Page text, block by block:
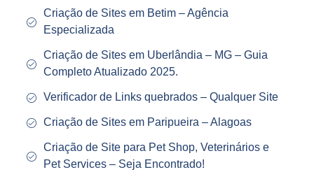
Criação de Sites em Betim – Agência
Especializada
Criação de Sites em Uberlândia – MG – Guia
Completo Atualizado 2025.
Verificador de Links quebrados – Qualquer Site
Criação de Sites em Paripueira – Alagoas
Criação de Site para Pet Shop, Veterinários e
Pet Services – Seja Encontrado!